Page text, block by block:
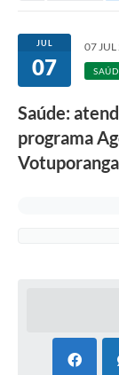
Notícias
Prestação de Contas
Contas Públicas
JUL
07
07
Saúde:
programa
Votuporanga